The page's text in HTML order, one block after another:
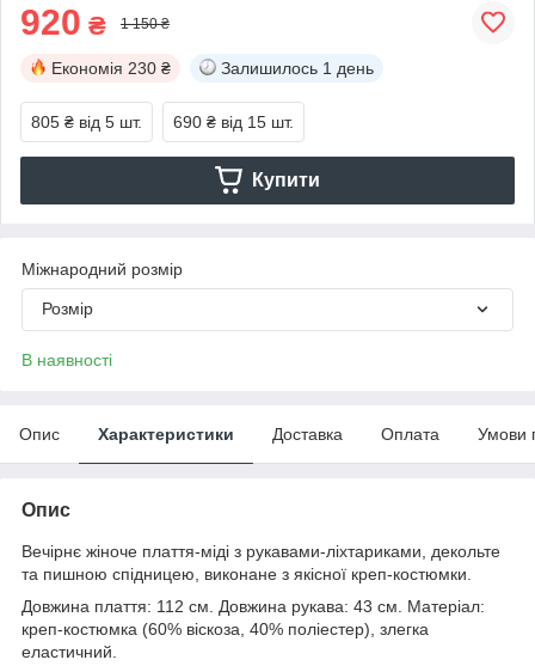
920 ₴ 1 150 ₴
Економія 230 ₴ Залишилось 1 день
805 ₴ від 5 шт. 690 ₴ від 15 шт.
Купити
Міжнародний розмір
Розмір
В наявності
Опис Характеристики Доставка Оплата Умови
Опис
Вечірнє жіноче плаття-міді з рукавами-ліхтариками, декольте
та пишною спідницею, виконане з якісної креп-костюмки.
Довжина плаття: 112 см. Довжина рукава: 43 см. Матеріал:
креп-костюмка (60% віскоза, 40% поліестер), злегка
еластичний.